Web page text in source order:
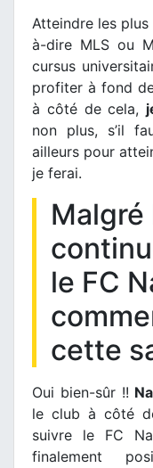
Atteindre les plus
à-dire MLS ou
cursus
profiter à fond
à côté de cela,
non plus, s’il
ailleurs pour
je ferai.
Malgré
le FC
cette
Oui bien-sûr !!
le club à côté
suivre le FC
finalement